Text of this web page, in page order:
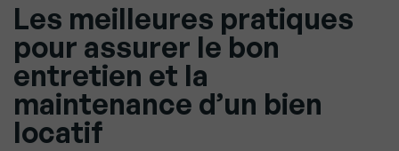
Les meilleures pratiques
pour assurer le bon
entretien et la
maintenance d’un bien
locatif